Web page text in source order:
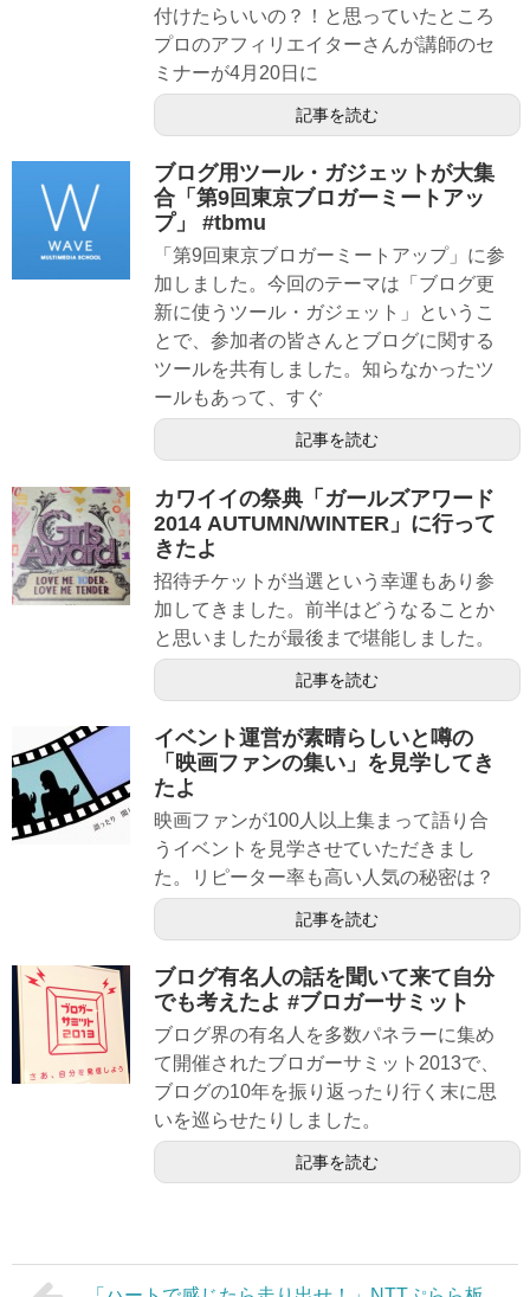
付けたらいいの？！と思っていたところ
プロのアフィリエイターさんが講師のセ
ミナーが4月20日に
記事を読む
ブログ用ツール・ガジェットが大集
合「第9回東京ブロガーミートアッ
プ」 #tbmu
「第9回東京ブロガーミートアップ」に参
加しました。今回のテーマは「ブログ更
新に使うツール・ガジェット」というこ
とで、参加者の皆さんとブログに関する
ツールを共有しました。知らなかったツ
ールもあって、すぐ
記事を読む
カワイイの祭典「ガールズアワード
2014 AUTUMN/WINTER」に行って
きたよ
招待チケットが当選という幸運もあり参
加してきました。前半はどうなることか
と思いましたが最後まで堪能しました。
記事を読む
イベント運営が素晴らしいと噂の
「映画ファンの集い」を見学してき
たよ
映画ファンが100人以上集まって語り合
うイベントを見学させていただきまし
た。リピーター率も高い人気の秘密は？
記事を読む
ブログ有名人の話を聞いて来て自分
でも考えたよ #ブロガーサミット
ブログ界の有名人を多数パネラーに集め
て開催されたブロガーサミット2013で、
ブログの10年を振り返ったり行く末に思
いを巡らせたりしました。
記事を読む